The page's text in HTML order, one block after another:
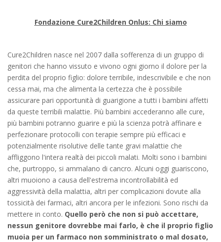
Fondazione Cure2Children Onlus: Chi siamo
Cure2Children nasce nel 2007 dalla sofferenza di un gruppo di
genitori che hanno vissuto e vivono ogni giorno il dolore per la
perdita del proprio figlio: dolore terribile, indescrivibile e che non
cessa mai, ma che alimenta la certezza che è possibile
assicurare pari opportunità di guarigione a tutti i bambini affetti
da queste terribili malattie. Più bambini accederanno alle cure,
più bambini potranno guarire e più la scienza potrà affinare e
perfezionare protocolli con terapie sempre più efficaci e
potenzialmente risolutive delle tante gravi malattie che
affliggono l'intera realtà dei piccoli malati. Molti sono i bambini
che, purtroppo, si ammalano di cancro. Alcuni oggi guariscono,
altri muoiono a causa dell'estrema incontrollabilità ed
aggressività della malattia, altri per complicazioni dovute alla
tossicità dei farmaci, altri ancora per le infezioni. Sono rischi da
mettere in conto. Quello però che non si può accettare,
nessun genitore dovrebbe mai farlo, è che il proprio figlio
muoia per un farmaco non somministrato o mal dosato,